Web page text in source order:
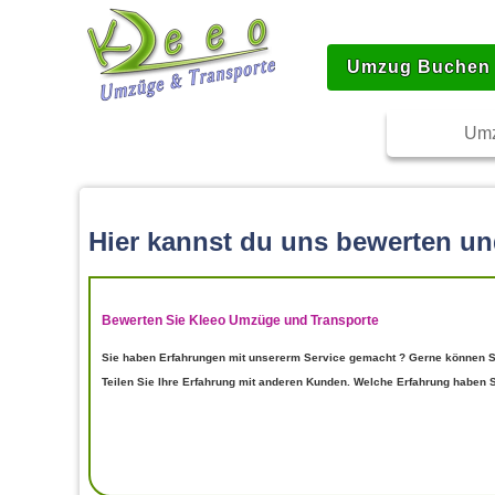
Umzug Buchen
Hier kannst du uns bewerten
Bewerten Sie Kleeo Umzüge und Transporte
Sie haben Erfahrungen mit unsererm Service gemacht ? Gerne können
Teilen Sie Ihre Erfahrung mit anderen Kunden. Welche Erfahrung haben